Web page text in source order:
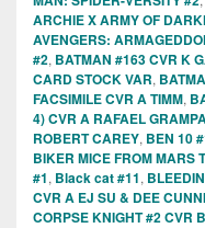
ARCHIE X ARMY OF
AVENGERS:
#2, BATMAN #163 CVR K
CARD STOCK VAR,
FACSIMILE CVR A TIMM,
4) CVR A RAFAEL
ROBERT CAREY, BEN 10
BIKER MICE FROM MARS
#1, Black cat #11,
CVR A EJ SU & DEE
CORPSE KNIGHT #2 CVR